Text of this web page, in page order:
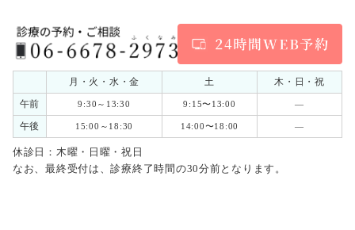
月・火・水・金 土
木・日・祝
午前
9:30～13:30 9:15〜13:00 ―
午後 15:00～18:30 14:00〜18:00 ―
休診日：木曜・日曜・祝日
なお、最終受付は、診療終了時間の30分前となります。